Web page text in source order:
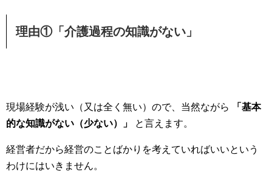
理由①「介護過程の知識がない」
現場経験が浅い（又は全く無い）ので、当然ながら
「基本
的な知識がない（少ない）」
と言えます。
経営者だから経営のことばかりを考えていればいいという
わけにはいきません。